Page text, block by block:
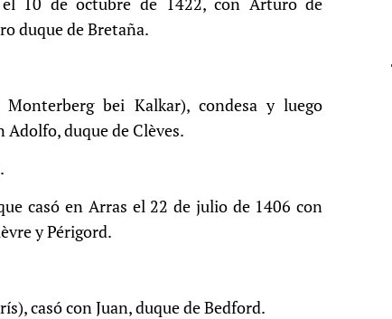
duque de Bretaña.
bei Kalkar), condesa y luego
duque de Clèves.
casó en Arras el 22 de julio de 1406 con
y Périgord.
casó con Juan, duque de Bedford.